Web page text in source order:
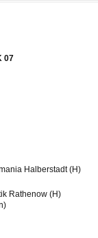
07
Halberstadt (H)
Rathenow (H)